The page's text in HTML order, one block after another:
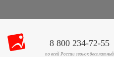
8 800 234-72-55
по всей России звонок бесплатный